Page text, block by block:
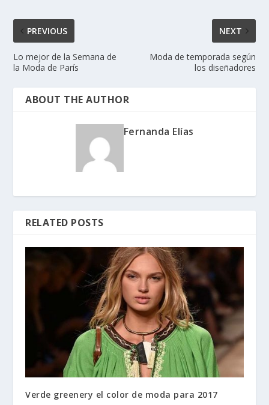
PREVIOUS
Lo mejor de la Semana de
la Moda de París
NEXT
Moda de temporada según
los diseñadores
ABOUT THE AUTHOR
Fernanda Elías
RELATED POSTS
Verde greenery el color de moda para 2017